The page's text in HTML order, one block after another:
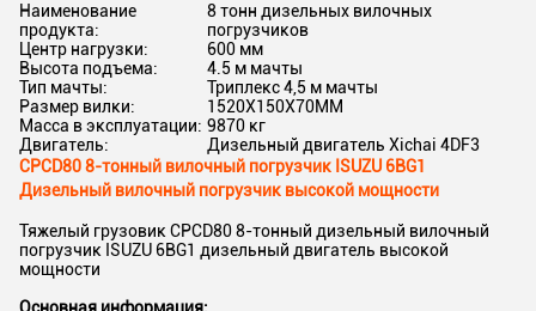
Наименование
продукта:
8 тонн дизельных вилочных
погрузчиков
Центр нагрузки:
600 мм
Высота подъема:
4.5 м мачты
Тип мачты:
Триплекс 4,5 м мачты
Размер вилки:
1520X150X70MM
Масса в эксплуатации: 9870 кг
Двигатель:
Дизельный двигатель Xichai 4DF3
CPCD80 8-тонный вилочный погрузчик ISUZU 6BG1
Дизельный вилочный погрузчик высокой мощности
Тяжелый грузовик CPCD80 8-тонный дизельный вилочный
погрузчик ISUZU 6BG1 дизельный двигатель высокой
мощности